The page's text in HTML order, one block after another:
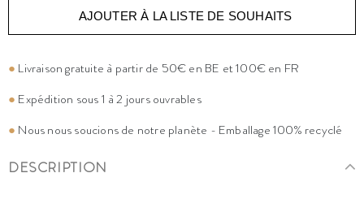
AJOUTER À LA LISTE DE SOUHAITS
● Livraison gratuite à partir de 50€ en BE et 100€ en FR
● Expédition sous 1 à 2 jours ouvrables
● Nous nous soucions de notre planète - Emballage 100% recyclé
DESCRIPTION